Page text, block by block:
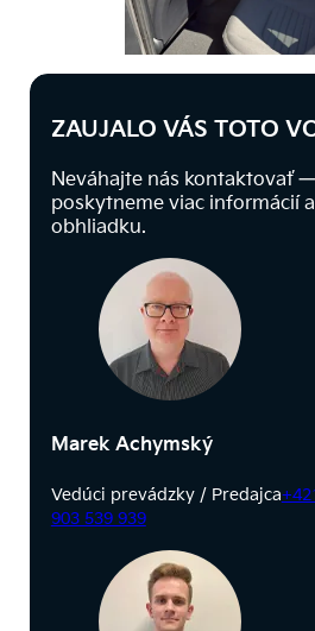
ZAUJALO VÁS TOTO
Neváhajte nás kontaktovať
poskytneme viac informácií
obhliadku.
Marek Achymský
Vedúci prevádzky / Predajca
903 539 939